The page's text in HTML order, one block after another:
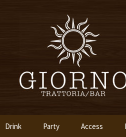
イタ
Drink Party Access